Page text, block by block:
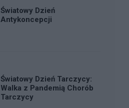
Światowy Dzień
Antykoncepcji
Światowy Dzień Tarczycy:
Walka z Pandemią Chorób
Tarczycy